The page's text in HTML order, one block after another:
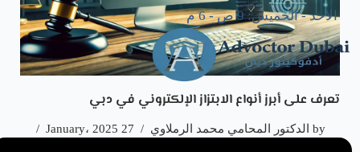
الأحد - الخميس: 9 ص - 6 م
تعرف على أبرز أنواع الابتزاز الإلكتروني في دبي
by الدكتور المحامي محمد الرملاوي
27 January، 2025